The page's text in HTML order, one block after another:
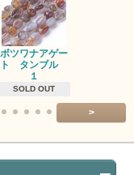
ボツワナアゲー
ト タンブル
１
SOLD OUT
>